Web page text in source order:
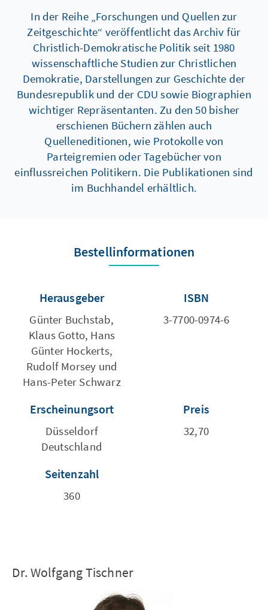
In der Reihe „Forschungen und Quellen zur
Zeitgeschichte“ veröffentlicht das Archiv für
Christlich-Demokratische Politik seit 1980
wissenschaftliche Studien zur Christlichen
Demokratie, Darstellungen zur Geschichte der
Bundesrepublik und der CDU sowie Biographien
wichtiger Repräsentanten. Zu den 50 bisher
erschienen Büchern zählen auch
Quelleneditionen, wie Protokolle von
Parteigremien oder Tagebücher von
einflussreichen Politikern. Die Publikationen sind
im Buchhandel erhältlich.
Bestellinformationen
Herausgeber
Günter Buchstab,
Klaus Gotto, Hans
Günter Hockerts,
Rudolf Morsey und
Hans-Peter Schwarz
ISBN
3-7700-0974-6
Erscheinungsort
Düsseldorf
Deutschland
Preis
32,70
Seitenzahl
360
Dr. Wolfgang Tischner